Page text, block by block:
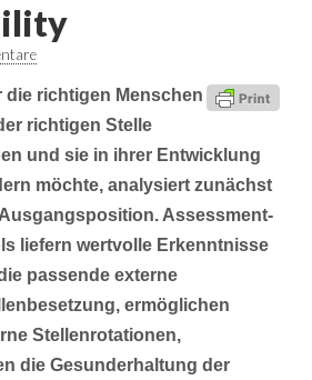
die richtigen Menschen
richtigen Stelle
und sie in ihrer Entwicklung
möchte, analysiert zunächst
Assessment-
liefern wertvolle Erkenntnisse
passende externe
ermöglichen
Stellenrotationen,
die Gesunderhaltung der